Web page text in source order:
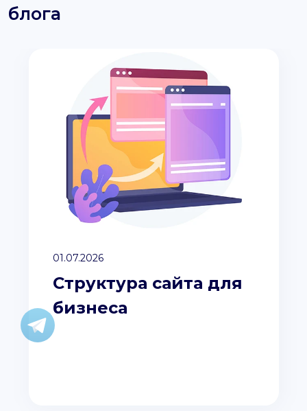
блога
01.07.2026
Структура сайта для
бизнеса